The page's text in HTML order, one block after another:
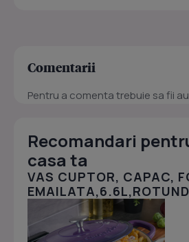
Comentarii
Pentru a comenta trebuie sa fii
Recomandari
casa ta
VAS CUPTOR, CAPAC,